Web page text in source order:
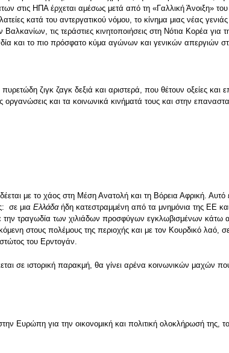
στις ΗΠΑ έρχεται αμέσως μετά από τη «Γαλλική Άνοιξη» του
κατά του αντεργατικού νόμου, το κίνημα μιας νέας
τις τεράστιες κινητοποιήσεις στη Νότια Κορέα για
και το πιο πρόσφατο κύμα αγώνων και γενικών απεργιών
ζιγκ ζαγκ δεξιά και αριστερά, που θέτουν οξείες και
και τα κοινωνικά κινήματά τους και στην
με το χάος στη Μέση Ανατολή και τη Βόρεια Αφρική. Αυτό
σε μια Ελλάδαήδη κατεστραμμένη από τα μνημόνια της ΕΕ
τραγωδία των χιλιάδων προσφύγων εγκλωβισμένων κάτω
στους πολέμους της περιοχής και με τον Κουρδικό λαό, σε
του Ερντογάν.
σε ιστορική παρακμή, θα γίνει αρένα κοινωνικών μαχών
Ευρώπη για την οικονομική και πολιτική ολοκλήρωσή της,